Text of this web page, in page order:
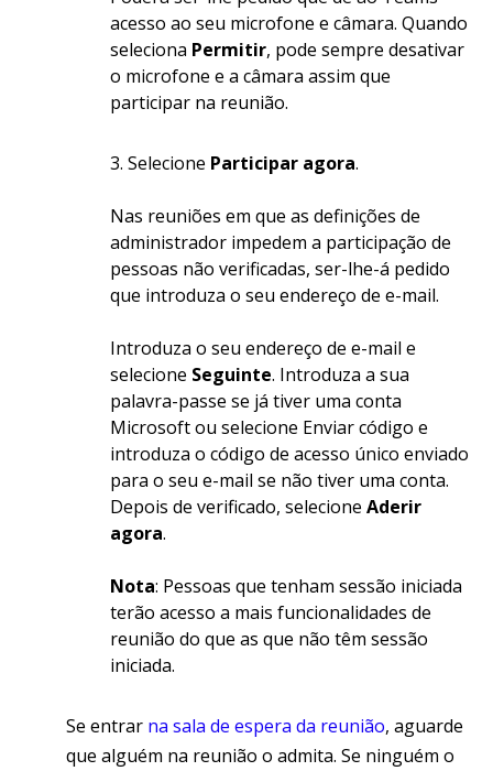
acesso ao seu microfone e câmara. Quando
seleciona Permitir, pode sempre desativar
o microfone e a câmara assim que
participar na reunião.
Selecione Participar agora.
Nas reuniões em que as definições de
administrador impedem a participação de
pessoas não verificadas, ser-lhe-á pedido
que introduza o seu endereço de e-mail.
Introduza o seu endereço de e-mail e
selecione Seguinte. Introduza a sua
palavra-passe se já tiver uma conta
Microsoft ou selecione Enviar código e
introduza o código de acesso único enviado
para o seu e-mail se não tiver uma conta.
Depois de verificado, selecione Aderir
agora.
Nota: Pessoas que tenham sessão iniciada
terão acesso a mais funcionalidades de
reunião do que as que não têm sessão
iniciada.
Se entrar na sala de espera da reunião, aguarde
que alguém na reunião o admita. Se ninguém o